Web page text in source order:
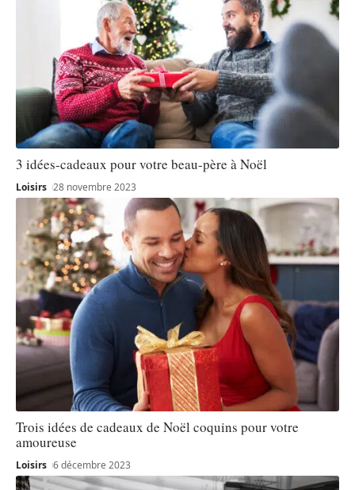
3 idées-cadeaux pour votre beau-père à Noël
Loisirs 28 novembre 2023
Trois idées de cadeaux de Noël coquins pour votre
amoureuse
Loisirs 6 décembre 2023